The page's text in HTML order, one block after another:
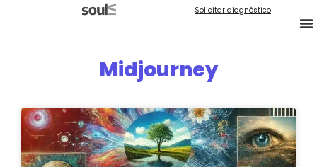
Solicitar diagnóstico
Midjourney